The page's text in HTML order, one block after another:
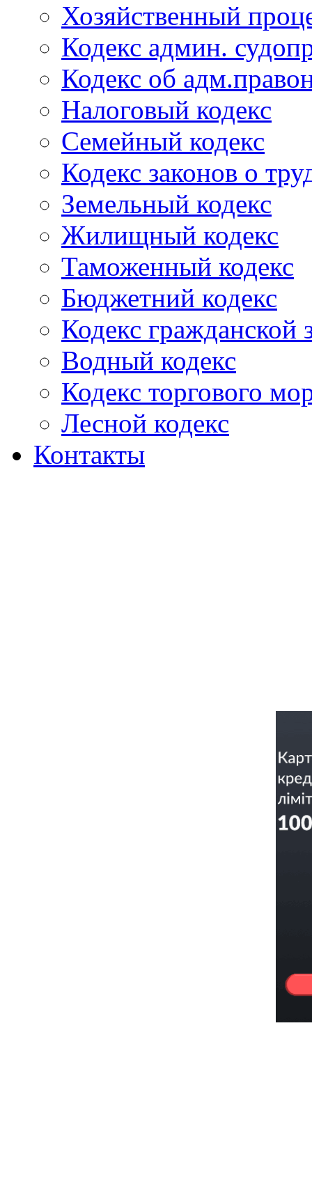
Хозяйственный
Кодекс админ.
Кодекс об
Налоговый кодекс
Семейный кодекс
Кодекс законов о
Земельный кодекс
Жилищный кодекс
Таможенный кодекс
Бюджетний кодекс
Кодекс гражданской
Водный кодекс
Кодекс торгового
Лесной кодекс
Контакты